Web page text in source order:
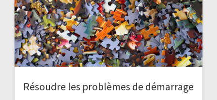
Résoudre les problèmes de démarrage